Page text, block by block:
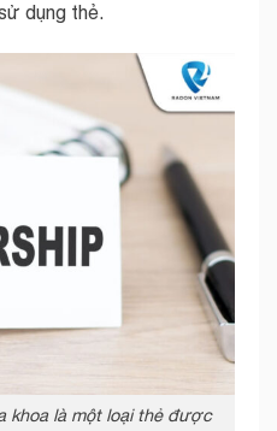
dụng thẻ.
khoa là một loại thẻ được